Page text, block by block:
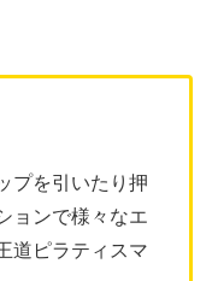
プを引いたり押
ョンで様々なエ
道ピラティスマ